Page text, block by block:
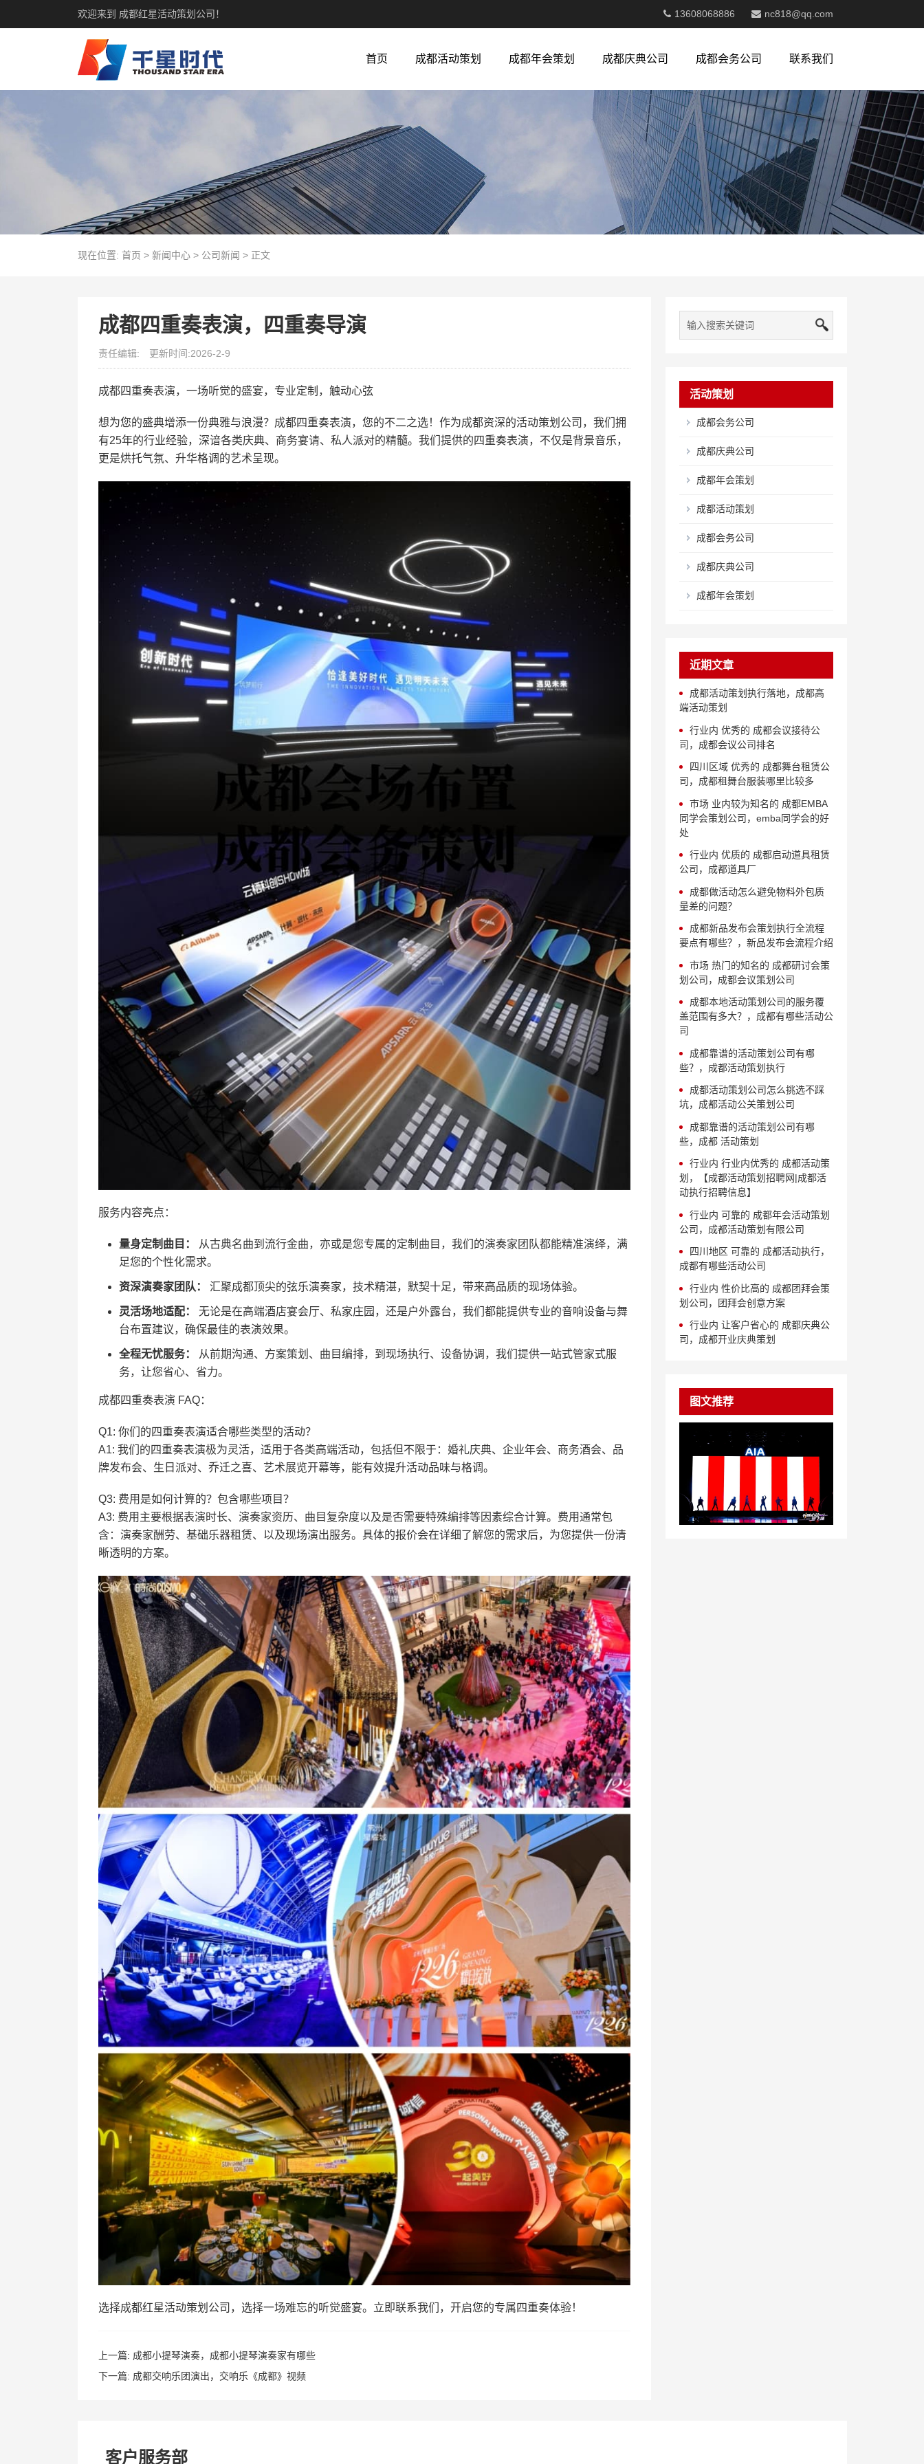
欢迎来到 成都红星活动策划公司！ 13608068886 nc818@qq.com
首页 成都活动策划 成都年会策划 成都庆典公司 成都会务公司 联系我们
现在位置: 首页 > 新闻中心> 公司新闻 > 正文
成都四重奏表演，四重奏导演
责任编辑: 更新时间:2026-2-9
成都四重奏表演，一场听觉的盛宴，专业定制，触动心弦
想为您的盛典增添一份典雅与浪漫？成都四重奏表演，您的不二之选！作为成都资深的活动策划公司，我们拥
有25年的行业经验，深谙各类庆典、商务宴请、私人派对的精髓。我们提供的四重奏表演，不仅是背景音乐，
更是烘托气氛、升华格调的艺术呈现。
服务内容亮点：
量身定制曲目：
从古典名曲到流行金曲，亦或是您专属的定制曲目，我们的演奏家团队都能精准演绎，满
足您的个性化需求。
资深演奏家团队： 汇聚成都顶尖的弦乐演奏家，技术精湛，默契十足，带来高品质的现场体验。
灵活场地适配：
无论是在高端酒店宴会厅、私家庄园，还是户外露台，我们都能提供专业的音响设备与舞
台布置建议，确保最佳的表演效果。
全程无忧服务：
从前期沟通、方案策划、曲目编排，到现场执行、设备协调，我们提供一站式管家式服
务，让您省心、省力。
成都四重奏表演 FAQ：
Q1: 你们的四重奏表演适合哪些类型的活动？
A1: 我们的四重奏表演极为灵活，适用于各类高端活动，包括但不限于：婚礼庆典、企业年会、商务酒会、品
牌发布会、生日派对、乔迁之喜、艺术展览开幕等，能有效提升活动品味与格调。
Q3: 费用是如何计算的？包含哪些项目？
A3: 费用主要根据表演时长、演奏家资历、曲目复杂度以及是否需要特殊编排等因素综合计算。费用通常包
含：演奏家酬劳、基础乐器租赁、以及现场演出服务。具体的报价会在详细了解您的需求后，为您提供一份清
晰透明的方案。
选择成都红星活动策划公司，选择一场难忘的听觉盛宴。立即联系我们，开启您的专属四重奏体验！
上一篇: 成都小提琴演奏，成都小提琴演奏家有哪些
下一篇: 成都交响乐团演出，交响乐《成都》视频
活动策划
成都会务公司
成都庆典公司
成都年会策划
成都活动策划
成都会务公司
成都庆典公司
成都年会策划
近期文章
成都活动策划执行落地，成都高
端活动策划
行业内 优秀的 成都会议接待公
司，成都会议公司排名
四川区域 优秀的 成都舞台租赁公
司，成都租舞台服装哪里比较多
市场 业内较为知名的 成都EMBA
同学会策划公司，emba同学会的好
处
行业内 优质的 成都启动道具租赁
公司，成都道具厂
成都做活动怎么避免物料外包质
量差的问题？
成都新品发布会策划执行全流程
要点有哪些？，新品发布会流程介绍
市场 热门的知名的 成都研讨会策
划公司，成都会议策划公司
成都本地活动策划公司的服务覆
盖范围有多大？，成都有哪些活动公
司
成都靠谱的活动策划公司有哪
些？，成都活动策划执行
成都活动策划公司怎么挑选不踩
坑，成都活动公关策划公司
成都靠谱的活动策划公司有哪
些，成都 活动策划
行业内 行业内优秀的 成都活动策
划，【成都活动策划招聘网|成都活
动执行招聘信息】
行业内 可靠的 成都年会活动策划
公司，成都活动策划有限公司
四川地区 可靠的 成都活动执行，
成都有哪些活动公司
行业内 性价比高的 成都团拜会策
划公司，团拜会创意方案
行业内 让客户省心的 成都庆典公
司，成都开业庆典策划
图文推荐
客户服务部